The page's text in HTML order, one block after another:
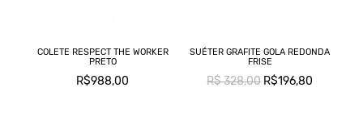
COLETE RESPECT THE WORKER
PRETO
R$988,00
SUÉTER GRAFITE GOLA REDONDA
FRISE
R$ 328,00R$196,80